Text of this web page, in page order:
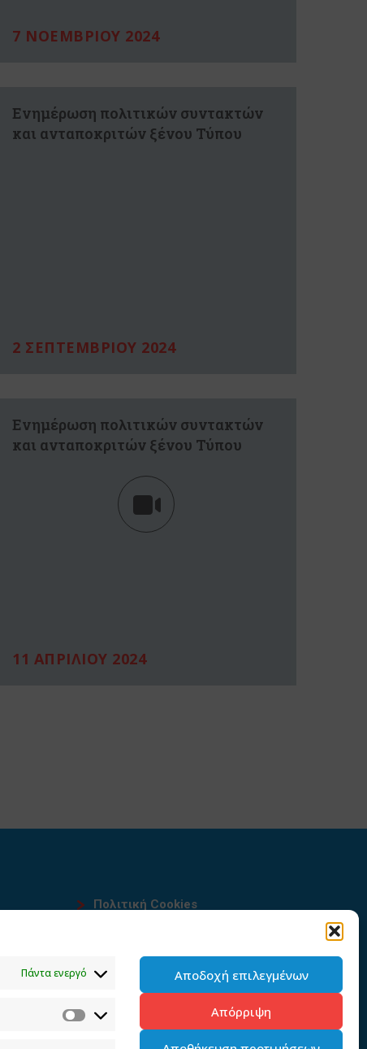
Πάντα ενεργό Αποδοχή επιλεγμένων
Απόρριψη
7 ΝΟΕΜΒΡΙΟΥ 2024
Ενημέρωση πολιτικών συντακτών
και ανταποκριτών ξένου Τύπου
2 ΣΕΠΤΕΜΒΡΙΟΥ 2024
Ενημέρωση πολιτικών συντακτών
και ανταποκριτών ξένου Τύπου
11 ΑΠΡΙΛΙΟΥ 2024
Πολιτική Cookies
Πολιτική προστασίας
προσωπικών δεδομένων του
παρόντος ιστότοπου
Διαχείρηση συγκατάθεσης